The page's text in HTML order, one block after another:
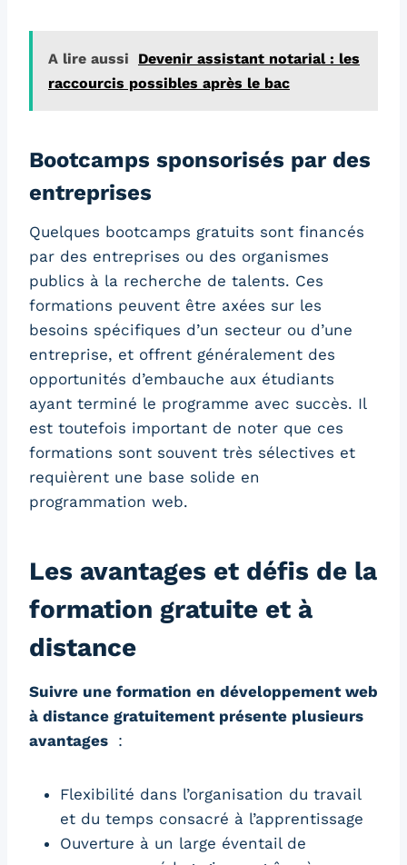
A lire aussi
Devenir assistant notarial : les
raccourcis possibles après le bac
Bootcamps sponsorisés par des
entreprises
Quelques bootcamps gratuits sont financés
par des entreprises ou des organismes
publics à la recherche de talents. Ces
formations peuvent être axées sur les
besoins spécifiques d’un secteur ou d’une
entreprise, et offrent généralement des
opportunités d’embauche aux étudiants
ayant terminé le programme avec succès. Il
est toutefois important de noter que ces
formations sont souvent très sélectives et
requièrent une base solide en
programmation web.
Les avantages et défis de la
formation gratuite et à
distance
Suivre une formation en développement web
à distance gratuitement présente plusieurs
avantages :
Flexibilité dans l’organisation du travail
et du temps consacré à l’apprentissage
Ouverture à un large éventail de